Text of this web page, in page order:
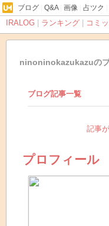
ブログ Q&A| 画像 占ツク
IRALOG ランキング コミ
ninoninokazukazuの
ブログ記事一覧
記事
プロフィール